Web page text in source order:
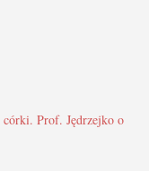
córki. Prof. Jędrzejko o